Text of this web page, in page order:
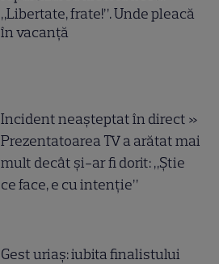
„Libertate, frate!”. Unde pleacă
în vacanță
Incident neașteptat în direct »
Prezentatoarea TV a arătat mai
mult decât și-ar fi dorit: „Știe
ce face, e cu intenție”
Gest uriaș: iubita finalistului